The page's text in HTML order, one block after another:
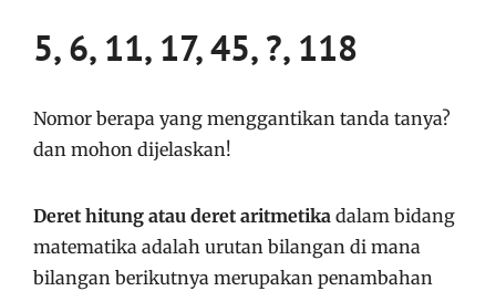
5, 6, 11, 17, 45, ?, 118
Nomor berapa yang menggantikan tanda tanya?
dan mohon dijelaskan!
Deret hitung atau deret aritmetika dalam bidang
matematika adalah urutan bilangan di mana
bilangan berikutnya merupakan penambahan